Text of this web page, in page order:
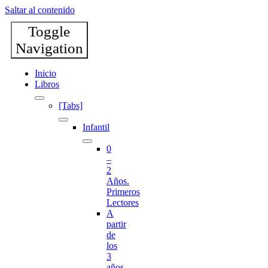
Saltar al contenido
Toggle
Navigation
Inicio
Libros
[Tabs]
Infantil
0
–
2
Años.
Primeros
Lectores
A
partir
de
los
3